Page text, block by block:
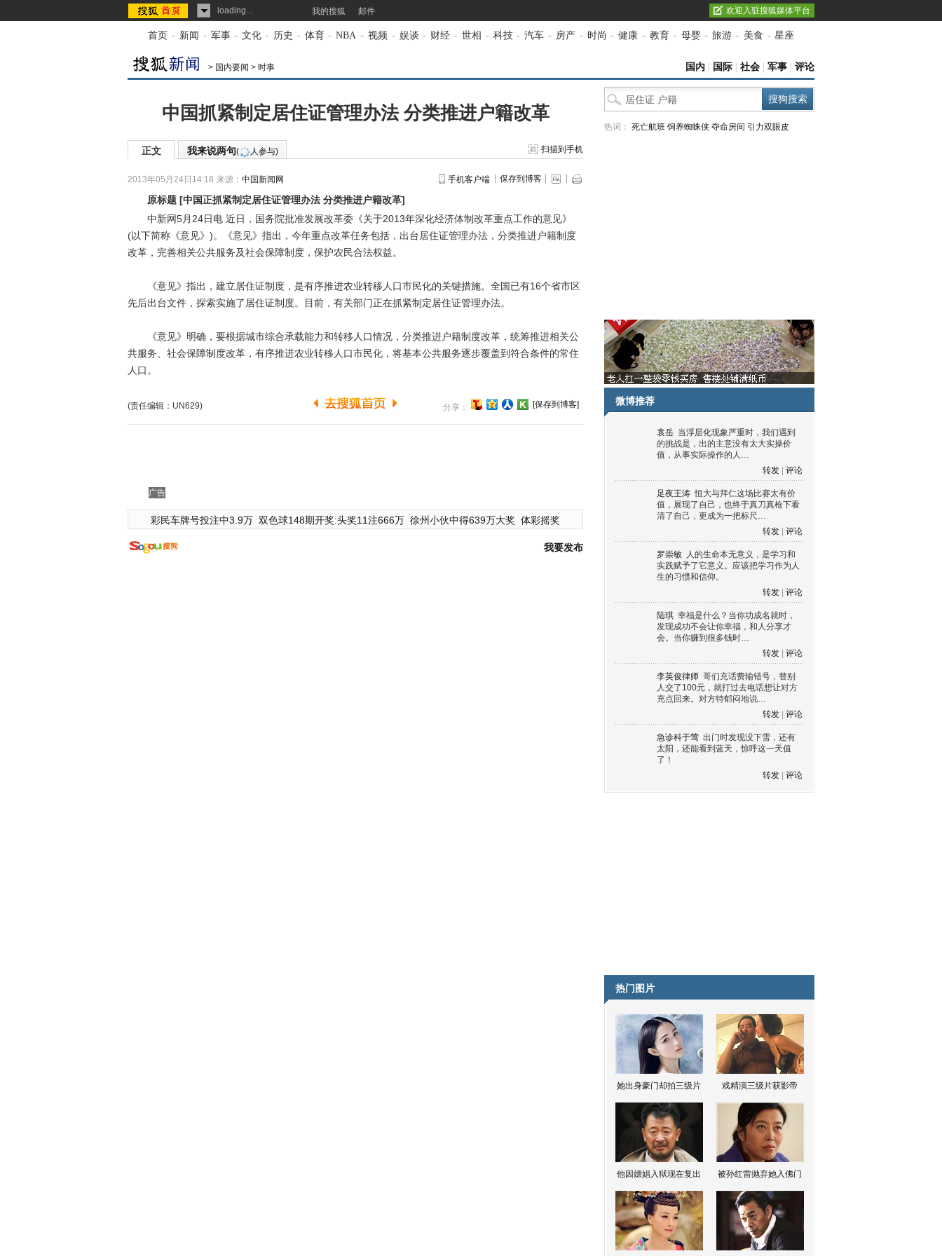
loading... 我的搜狐 邮件 欢迎入驻搜狐媒体平台
首页 - 新闻 - 军事 - 文化 - 历史 - 体育 - NBA - 视频 - 娱谈 - 财经 - 世相 - 科技 - 汽车 - 房产 - 时尚 - 健康 - 教育 - 母婴 - 旅游 - 美食 - 星座
> 国内要闻 > 时事 国内 国际 社会 军事 评论
中国抓紧制定居住证管理办法 分类推进户籍改革
正文 我来说两句( 人参与) 扫描到手机
2013年05月24日14:18 来源： 中国新闻网 手机客户端 保存到博客
原标题 [中国正抓紧制定居住证管理办法 分类推进户籍改革]
中新网5月24日电 近日，国务院批准发展改革委《关于2013年深化经济体制改革重点工作的意见》
(以下简称《意见》)。《意见》指出，今年重点改革任务包括，出台居住证管理办法，分类推进户籍制度
改革，完善相关公共服务及社会保障制度，保护农民合法权益。
《意见》指出，建立居住证制度，是有序推进农业转移人口市民化的关键措施。全国已有16个省市区
先后出台文件，探索实施了居住证制度。目前，有关部门正在抓紧制定居住证管理办法。
《意见》明确，要根据城市综合承载能力和转移人口情况，分类推进户籍制度改革，统筹推进相关公
共服务、社会保障制度改革，有序推进农业转移人口市民化，将基本公共服务逐步覆盖到符合条件的常住
人口。
(责任编辑：UN629) 分享： [保存到博客]
广告
彩民车牌号投注中3.9万 双色球148期开奖:头奖11注666万 徐州小伙中得639万大奖 体彩摇奖
我要发布
热词： 死亡航班 饲养蜘蛛侠 夺命房间 引力双眼皮
微博推荐
袁岳 当浮层化现象严重时，我们遇到
的挑战是，出的主意没有太大实操价
值，从事实际操作的人…
转发
评论
足夜王涛 恒大与拜仁这场比赛太有价
值，展现了自己，也终于真刀真枪下看
清了自己，更成为一把标尺…
转发
评论
罗崇敏 人的生命本无意义，是学习和
实践赋予了它意义。应该把学习作为人
生的习惯和信仰。
转发
评论
陆琪 幸福是什么？当你功成名就时，
发现成功不会让你幸福，和人分享才
会。当你赚到很多钱时…
转发
评论
李英俊律师 哥们充话费输错号，替别
人交了100元，就打过去电话想让对方
充点回来。对方特郁闷地说…
转发
评论
急诊科于莺 出门时发现没下雪，还有
太阳，还能看到蓝天，惊呼这一天值
了！
转发
评论
热门图片
她出身豪门却拍三级片 戏精演三级片获影帝
他因嫖娼入狱现在复出 被孙红雷抛弃她入佛门